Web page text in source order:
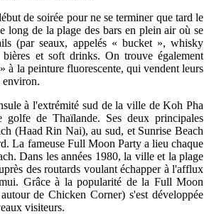
de soirée pour ne se terminer que tard le
long de la plage des bars en plein air où se
(par seaux, appelés « bucket », whisky
et soft drinks. On trouve également
à la peinture fluorescente, qui vendent leurs
environ.
à l'extrémité sud de la ville de Koh Pha
de Thaïlande. Ses deux principales
(Haad Rin Nai), au sud, et Sunrise Beach
La fameuse Full Moon Party a lieu chaque
Dans les années 1980, la ville et la plage
des routards voulant échapper à l'afflux
Grâce à la popularité de la Full Moon
de Chicken Corner) s'est développée
visiteurs.